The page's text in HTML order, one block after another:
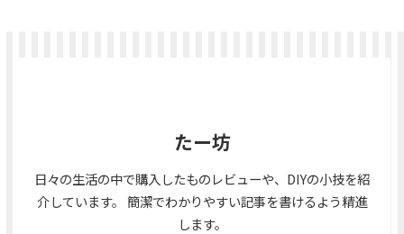
たー坊
日々の生活の中で購入したものレビューや、DIYの小技を紹
介しています。 簡潔でわかりやすい記事を書けるよう精進
します。